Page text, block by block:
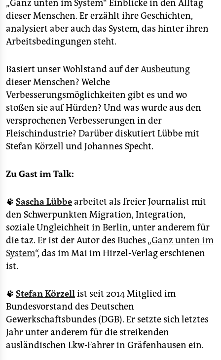
„Ganz unten im System“ Einblicke in den Alltag
dieser Menschen. Er erzählt ihre Geschichten,
analysiert aber auch das System, das hinter ihren
Arbeitsbedingungen steht.
Basiert unser Wohlstand auf derAusbeutung
dieser Menschen? Welche
Verbesserungsmöglichkeiten gibt es und wo
stoßen sie auf Hürden? Und was wurde aus den
versprochenen Verbesserungen in der
Fleischindustrie? Darüber diskutiert Lübbe mit
Stefan Körzell und Johannes Specht.
Zu Gast im Talk:
🐾 Sascha Lübbearbeitet als freier Journalist mit
den Schwerpunkten Migration, Integration,
soziale Ungleichheit in Berlin, unter anderem für
die taz. Er ist der Autor des Buches „Ganz unten im
System“, das im Mai im Hirzel-Verlag erschienen
ist.
🐾 Stefan Körzellist seit 2014 Mitglied im
Bundesvorstand des Deutschen
Gewerkschaftsbundes (DGB). Er setzte sich letztes
Jahr unter anderem für die streikenden
ausländischen Lkw-Fahrer in Gräfenhausen ein.